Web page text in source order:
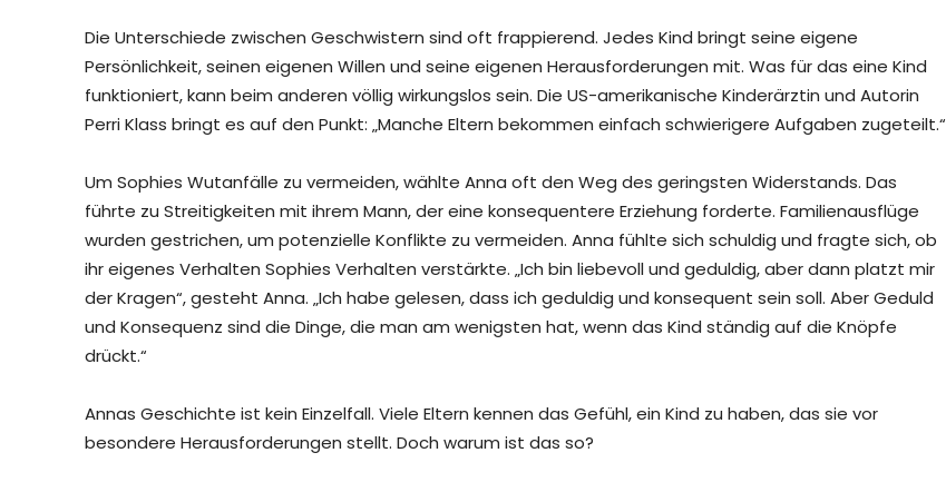
Die Unterschiede zwischen Geschwistern sind oft frappierend. Jedes Kind bringt seine eigene
Persönlichkeit, seinen eigenen Willen und seine eigenen Herausforderungen mit. Was für das eine Kind
funktioniert, kann beim anderen völlig wirkungslos sein. Die US-amerikanische Kinderärztin und Autorin
Perri Klass bringt es auf den Punkt: „Manche Eltern bekommen einfach schwierigere Aufgaben zugeteilt.“
Um Sophies Wutanfälle zu vermeiden, wählte Anna oft den Weg des geringsten Widerstands. Das
führte zu Streitigkeiten mit ihrem Mann, der eine konsequentere Erziehung forderte. Familienausflüge
wurden gestrichen, um potenzielle Konflikte zu vermeiden. Anna fühlte sich schuldig und fragte sich, ob
ihr eigenes Verhalten Sophies Verhalten verstärkte. „Ich bin liebevoll und geduldig, aber dann platzt mir
der Kragen“, gesteht Anna. „Ich habe gelesen, dass ich geduldig und konsequent sein soll. Aber Geduld
und Konsequenz sind die Dinge, die man am wenigsten hat, wenn das Kind ständig auf die Knöpfe
drückt.“
Annas Geschichte ist kein Einzelfall. Viele Eltern kennen das Gefühl, ein Kind zu haben, das sie vor
besondere Herausforderungen stellt. Doch warum ist das so?